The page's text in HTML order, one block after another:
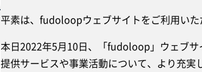
平素は、fudoloopウェブサイトをご利用い
本日2022年5月10日、「fudoloop」ウェブ
提供サービスや事業活動について、より充